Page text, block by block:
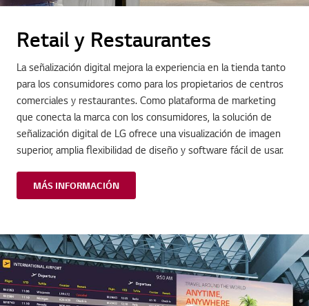
Retail y Restaurantes
La señalización digital mejora la experiencia en la tienda tanto
para los consumidores como para los propietarios de centros
comerciales y restaurantes. Como plataforma de marketing
que conecta la marca con los consumidores, la solución de
señalización digital de LG ofrece una visualización de imagen
superior, amplia flexibilidad de diseño y software fácil de usar.
MÁS INFORMACIÓN